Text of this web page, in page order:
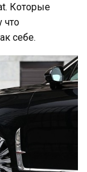
Которые
что
себе.